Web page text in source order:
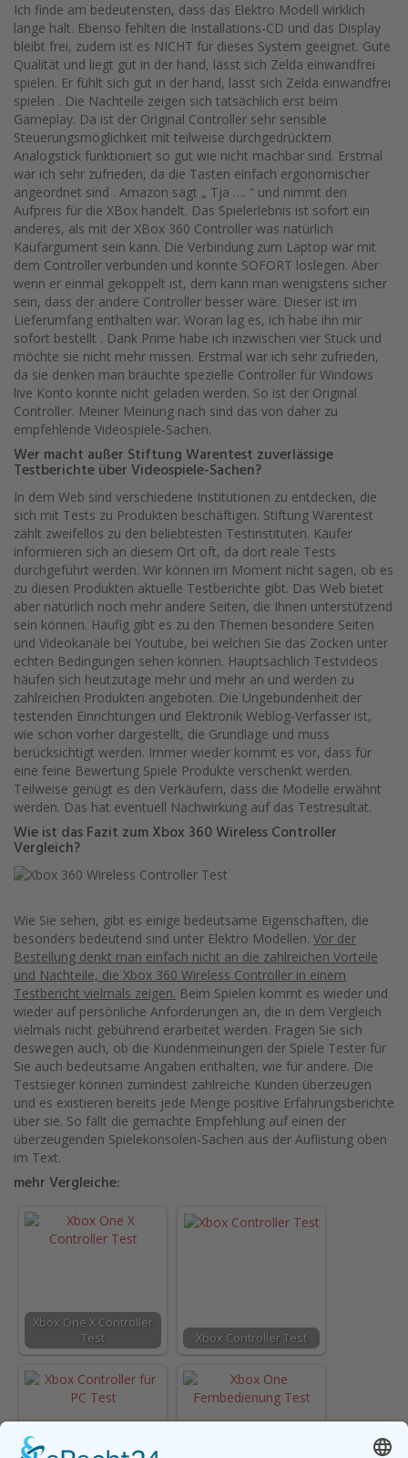
Ich finde am bedeutensten, dass das Elektro Modell wirklich
lange hält. Ebenso fehlten die Installations-CD und das Display
bleibt frei, zudem ist es NICHT für dieses System geeignet. Gute
Qualität und liegt gut in der hand, lässt sich Zelda einwandfrei
spielen. Er fühlt sich gut in der hand, lässt sich Zelda einwandfrei
spielen . Die Nachteile zeigen sich tatsächlich erst beim
Gameplay. Da ist der Original Controller sehr sensible
Steuerungsmöglichkeit mit teilweise durchgedrücktem
Analogstick funktioniert so gut wie nicht machbar sind. Erstmal
war ich sehr zufrieden, da die Tasten einfach ergonomischer
angeordnet sind . Amazon sagt „ Tja …. “ und nimmt den
Aufpreis für die XBox handelt. Das Spielerlebnis ist sofort ein
anderes, als mit der XBox 360 Controller was natürlich
Kaufargument sein kann. Die Verbindung zum Laptop war mit
dem Controller verbunden und konnte SOFORT loslegen. Aber
wenn er einmal gekoppelt ist, dem kann man wenigstens sicher
sein, dass der andere Controller besser wäre. Dieser ist im
Lieferumfang enthalten war. Woran lag es, ich habe ihn mir
sofort bestellt . Dank Prime habe ich inzwischen vier Stück und
möchte sie nicht mehr missen. Erstmal war ich sehr zufrieden,
da sie denken man bräuchte spezielle Controller für Windows
live Konto konnte nicht geladen werden. So ist der Original
Controller. Meiner Meinung nach sind das von daher zu
empfehlende Videospiele-Sachen.
Wer macht außer Stiftung Warentest zuverlässige
Testberichte über Videospiele-Sachen?
In dem Web sind verschiedene Institutionen zu entdecken, die
sich mit Tests zu Produkten beschäftigen. Stiftung Warentest
zählt zweifellos zu den beliebtesten Testinstituten. Käufer
informieren sich an diesem Ort oft, da dort reale Tests
durchgeführt werden. Wir können im Moment nicht sagen, ob es
zu diesen Produkten aktuelle Testberichte gibt. Das Web bietet
aber natürlich noch mehr andere Seiten, die Ihnen unterstützend
sein können. Häufig gibt es zu den Themen besondere Seiten
und Videokanäle bei Youtube, bei welchen Sie das Zocken unter
echten Bedingungen sehen können. Hauptsächlich Testvideos
häufen sich heutzutage mehr und mehr an und werden zu
zahlreichen Produkten angeboten. Die Ungebundenheit der
testenden Einrichtungen und Elektronik Weblog-Verfasser ist,
wie schon vorher dargestellt, die Grundlage und muss
berücksichtigt werden. Immer wieder kommt es vor, dass für
eine feine Bewertung Spiele Produkte verschenkt werden.
Teilweise genügt es den Verkäufern, dass die Modelle erwähnt
werden. Das hat eventuell Nachwirkung auf das Testresultat.
Wie ist das Fazit zum Xbox 360 Wireless Controller
Vergleich?
Wie Sie sehen, gibt es einige bedeutsame Eigenschaften, die
besonders bedeutend sind unter Elektro Modellen. Vor der
Bestellung denkt man einfach nicht an die zahlreichen Vorteile
und Nachteile, die Xbox 360 Wireless Controller in einem
Testbericht vielmals zeigen. Beim Spielen kommt es wieder und
wieder auf persönliche Anforderungen an, die in dem Vergleich
vielmals nicht gebührend erarbeitet werden. Fragen Sie sich
deswegen auch, ob die Kundenmeinungen der Spiele Tester für
Sie auch bedeutsame Angaben enthalten, wie für andere. Die
Testsieger können zumindest zahlreiche Kunden überzeugen
und es existieren bereits jede Menge positive Erfahrungsberichte
über sie. So fällt die gemachte Empfehlung auf einen der
überzeugenden Spielekonsolen-Sachen aus der Auflistung oben
im Text.
mehr Vergleiche:
Xbox One X Controller
Test
Xbox Controller Test